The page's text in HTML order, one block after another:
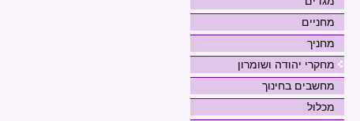
מחניים
מחניך
מחקרי יהודה ושומרון
מחשבים בחינוך
מכלול